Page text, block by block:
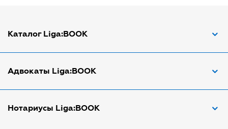
Каталог Liga:BOOK
Адвокат по трудовым спорам
Арбитражный управляющий
Адвокаты Liga:BOOK
Адвокаты в Днепре
Нотариусы Liga:BOOK